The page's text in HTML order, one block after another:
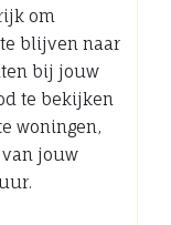
om
blijven naar
bij jouw
te bekijken
woningen,
jouw